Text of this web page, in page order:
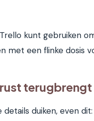
kunt gebruiken
met een flinke dosis
terugbrengt
duiken, even